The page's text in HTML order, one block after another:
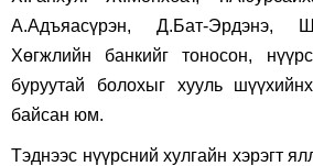
А.Адъяасүрэн, Д.Бат-Эрдэнэ,
Хөгжлийн банкийг тоносон,
буруутай болохыг хууль
байсан юм.
Тэднээс нүүрсний хулгайн хэрэгт